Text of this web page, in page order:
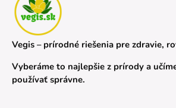
Vegis – prírodné riešenia pre zdravie,
Vyberáme to najlepšie z prírody a
používať správne.